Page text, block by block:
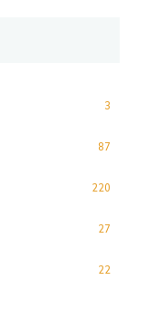
3
87
220
27
22